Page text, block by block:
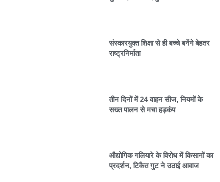
संस्कारयुक्त शिक्षा से ही बच्चे बनेंगे बेहतर
राष्ट्रनिर्माता
तीन दिनों में 24 वाहन सीज, नियमों के
सख्त पालन से मचा हड़कंप
औद्योगिक गलियारे के विरोध में किसानों का
प्रदर्शन, टिकैत गुट ने उठाई आवाज